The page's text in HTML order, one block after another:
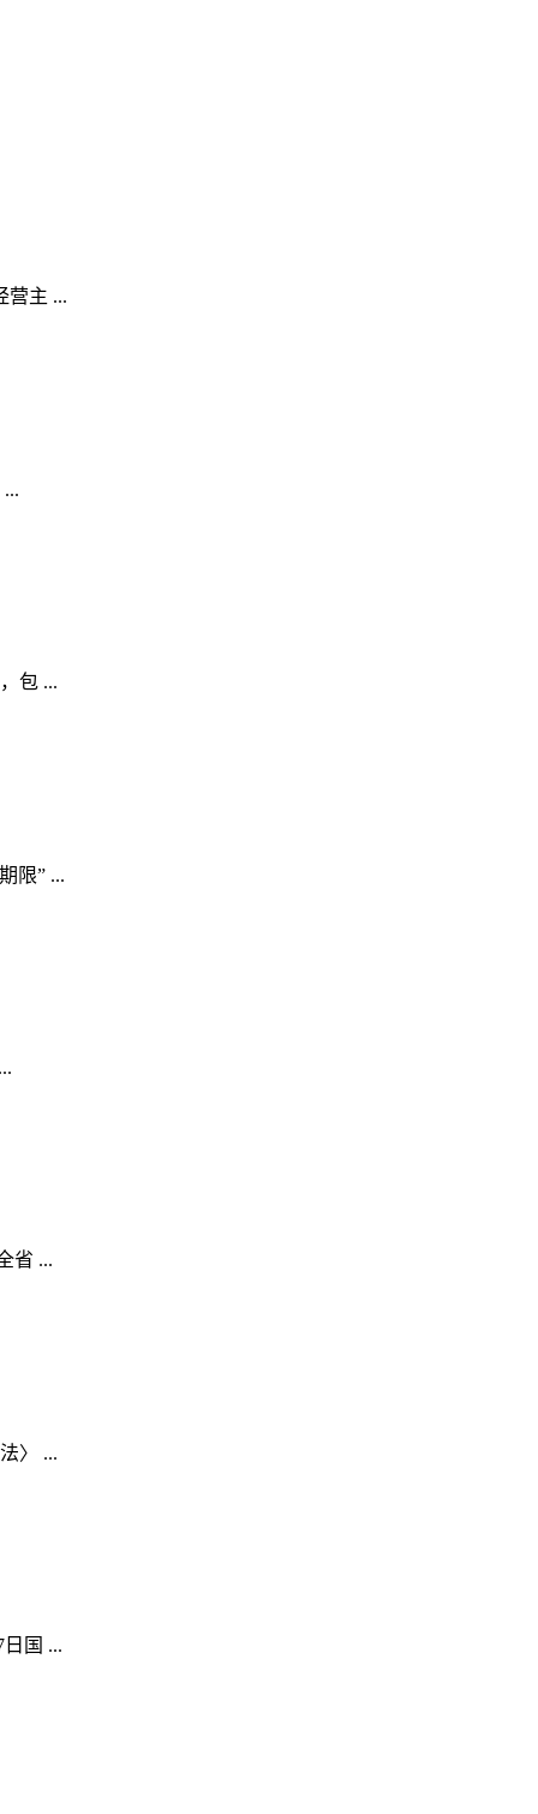
营主 ...
包 ...
限” ...
省 ...
〉 ...
国 ...